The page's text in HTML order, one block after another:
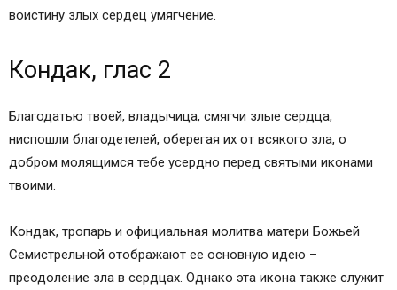
воистину злых сердец умягчение.
Кондак, глас 2
Благодатью твоей, владычица, смягчи злые сердца,
ниспошли благодетелей, оберегая их от всякого зла, о
добром молящимся тебе усердно перед святыми иконами
твоими.
Кондак, тропарь и официальная молитва матери Божьей
Семистрельной отображают ее основную идею –
преодоление зла в сердцах. Однако эта икона также служит